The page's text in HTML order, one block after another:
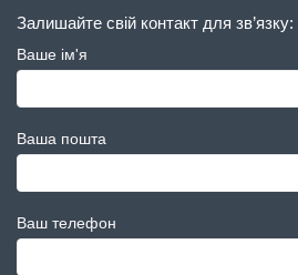
Залишайте свій контакт для зв’язку:
Ваше ім'я
Ваша пошта
Ваш телефон